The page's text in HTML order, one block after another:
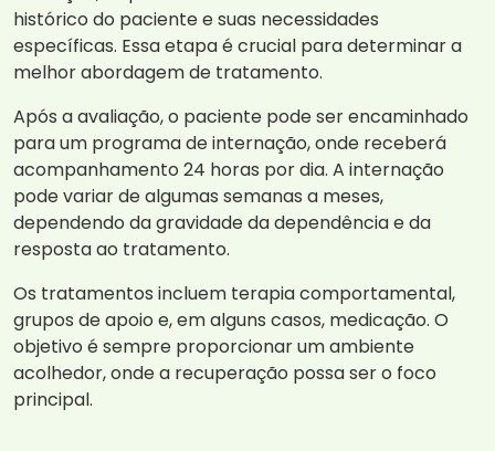
histórico do paciente e suas necessidades
específicas. Essa etapa é crucial para determinar a
melhor abordagem de tratamento.
Após a avaliação, o paciente pode ser encaminhado
para um programa de internação, onde receberá
acompanhamento 24 horas por dia. A internação
pode variar de algumas semanas a meses,
dependendo da gravidade da dependência e da
resposta ao tratamento.
Os tratamentos incluem terapia comportamental,
grupos de apoio e, em alguns casos, medicação. O
objetivo é sempre proporcionar um ambiente
acolhedor, onde a recuperação possa ser o foco
principal.